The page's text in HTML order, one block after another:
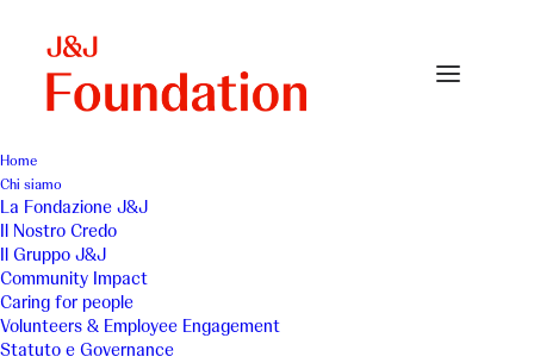
Home
Chi siamo
La Fondazione J&J
Il Nostro Credo
Il Gruppo J&J
Community Impact
Caring for people
Volunteers & Employee Engagement
Statuto e Governance
Casa Giglio - Spazio
Girotondo